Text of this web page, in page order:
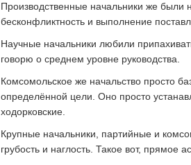
Производственные начальники же были
бесконфликтность и выполнение
Научные начальники любили
говорю о среднем уровне руководства.
Комсомольское же начальство просто
определённой цели. Оно просто
ходорковские.
Крупные начальники, партийные и
грубость и наглость. Такое вот, прямое